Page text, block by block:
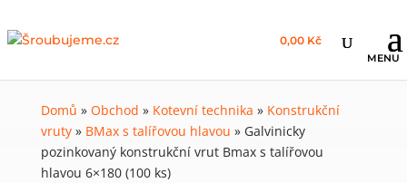
0,00 Kč
Domů » Obchod » Kotevní technika » Konstrukční
vruty» BMax s talířovou hlavou » Galvinicky
pozinkovaný konstrukční vrut Bmax s talířovou
hlavou 6×180 (100 ks)